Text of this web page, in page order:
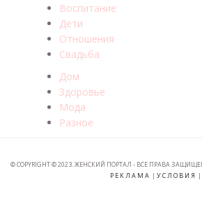
Воспитание
Дети
Отношения
Свадьба
Дом
Здоровье
Мода
Разное
© COPYRIGHT © 2023. ЖЕНСКИЙ ПОРТАЛ - ВСЕ ПРАВА
РЕКЛАМА | УСЛОВИЯ |